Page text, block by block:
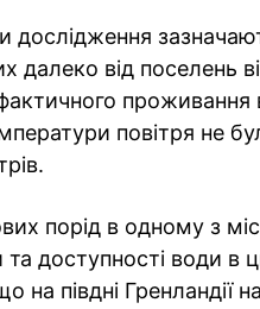
дослідження
далеко від поселень
проживання
повітря не
порід в одному з
доступності води в
на півдні Гренландії